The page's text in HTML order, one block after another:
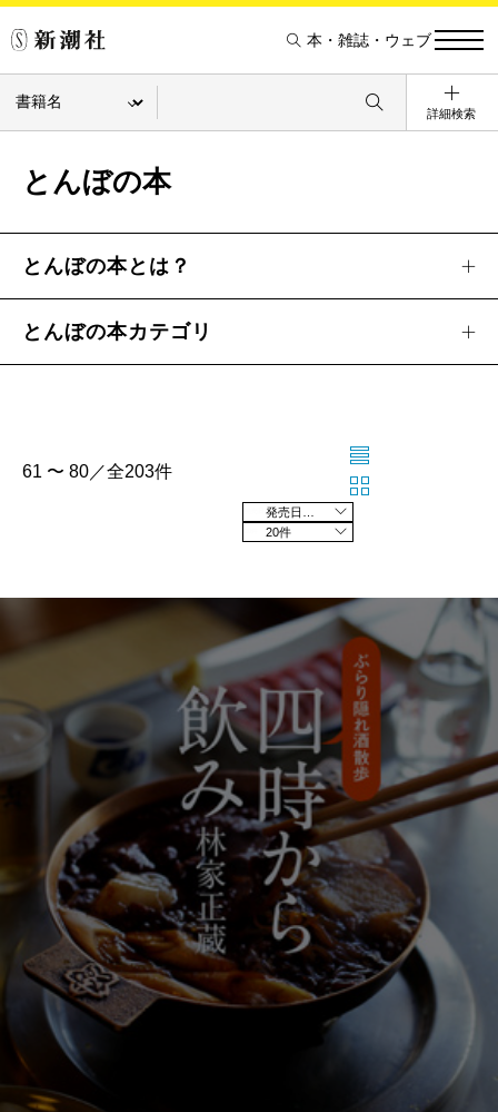
本・雑誌・ウェブ
詳細検索
とんぼの本
とんぼの本とは？
とんぼの本カテゴリ
61 〜 80／全203件
20件